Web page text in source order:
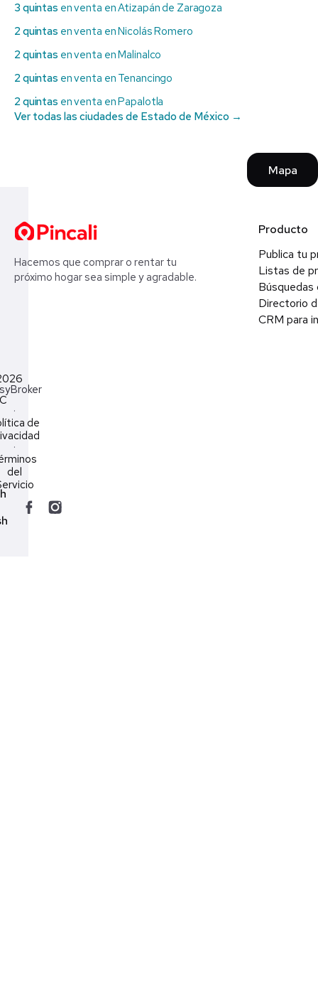
3 quintas en venta en Atizapán de Zaragoza
2 quintas en venta en Nicolás Romero
2 quintas en venta en Malinalco
2 quintas en venta en Tenancingo
2 quintas en venta en Papalotla
Ver todas las ciudades de Estado de México →
Mapa
Hacemos que comprar o rentar tu
próximo hogar sea simple y agradable.
Producto
Publica tu
Listas de
Búsquedas
Directorio
CRM para
·
de
·
del